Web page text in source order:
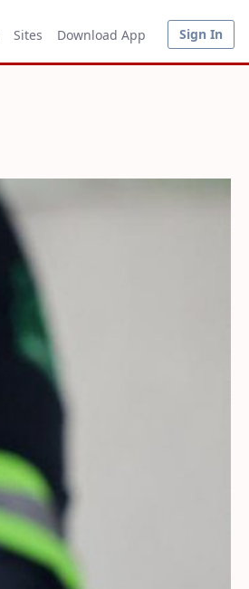
Sites Download App Sign In